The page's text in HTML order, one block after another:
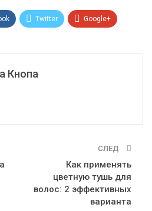
Twitter Google+
Кнопа
СЛЕД
Как применять
цветную тушь для
волос: 2 эффективных
варианта